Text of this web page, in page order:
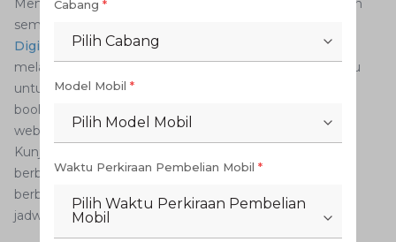
Menunda penggantian hanya akan membuat kerusakan
semakin parah. Jadi,kunjungilah
Digiroomsekarang juga apabila AutoFamily ingin
melakukan servis berkala.Jika Anda tidak memiliki waktu
untuk membawa mobil ke bengkel, silakan lakukan
booking layanan THS-Auto2000 Home Service melalui
websiteatau aplikasi Auto2000 Mobile kami.
Kunjungi
berbagaiPromo Dealer Mobil Toyotaterbaru untuk
berbagai jenis
layanan purna jual
Auto2000. Anda bisa
jadwalkan kunjungan
Cabang *
Pilih Cabang
Model Mobil *
Pilih Model Mobil
Waktu Perkiraan Pembelian Mobil *
Pilih Waktu Perkiraan Pembelian
Mobil